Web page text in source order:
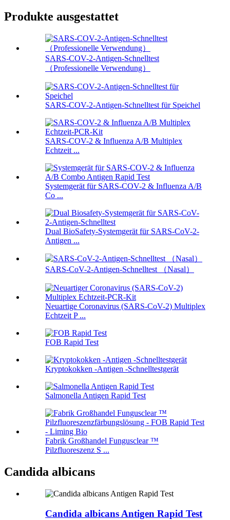
Produkte ausgestattet
SARS-COV-2-Antigen-Schnelltest
（Professionelle Verwendung）
SARS-COV-2-Antigen-Schnelltest für Speichel
SARS-COV-2 & Influenza A/B Multiplex
Echtzeit ...
Systemgerät für SARS-COV-2 & Influenza A/B
Co ...
Dual BioSafety-Systemgerät für SARS-CoV-2-
Antigen ...
SARS-CoV-2-Antigen-Schnelltest （Nasal）
Neuartige Coronavirus (SARS-CoV-2) Multiplex
Echtzeit P ...
FOB Rapid Test
Kryptokokken -Antigen -Schnelltestgerät
Salmonella Antigen Rapid Test
Fabrik Großhandel Fungusclear ™
Pilzfluoreszenz S ...
Candida albicans
Candida albicans Antigen Rapid Test